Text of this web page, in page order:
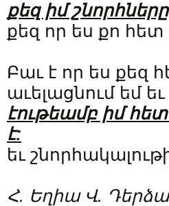
քեզ իմ շնորհները
քեզ որ ես քո հետ
Բաւ է որ ես քեզ
աւելացնում եմ
էութեամբ իմ
է:
եւ
Հ. Եղիա Վ.